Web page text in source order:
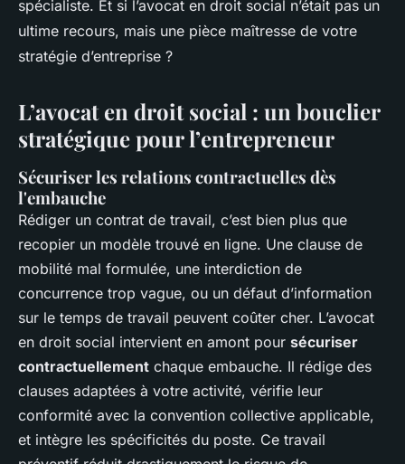
spécialiste. Et si l’avocat en droit social n’était pas un
ultime recours, mais une pièce maîtresse de votre
stratégie d’entreprise ?
L’avocat en droit social : un bouclier
stratégique pour l’entrepreneur
Sécuriser les relations contractuelles dès
l'embauche
Rédiger un contrat de travail, c’est bien plus que
recopier un modèle trouvé en ligne. Une clause de
mobilité mal formulée, une interdiction de
concurrence trop vague, ou un défaut d’information
sur le temps de travail peuvent coûter cher. L’avocat
en droit social intervient en amont pour sécuriser
contractuellement chaque embauche. Il rédige des
clauses adaptées à votre activité, vérifie leur
conformité avec la convention collective applicable,
et intègre les spécificités du poste. Ce travail